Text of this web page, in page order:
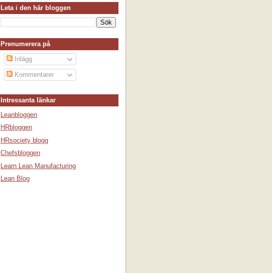
Leta i den här bloggen
Prenumerera på
Inlägg
Kommentarer
Intressanta länkar
Leanbloggen
HRbloggen
HRsociety blogg
Chefsbloggen
Learn Lean Manufacturing
Lean Blog